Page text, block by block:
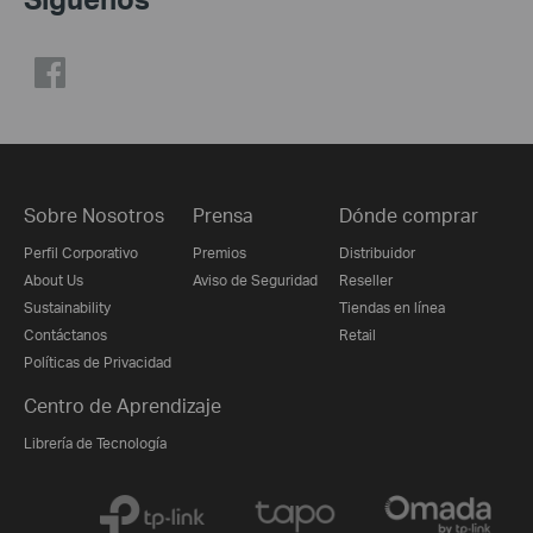
Sobre Nosotros
Perfil Corporativo
About Us
Sustainability
Contáctanos
Políticas de Privacidad
Prensa
Premios
Aviso de Seguridad
Dónde comprar
Distribuidor
Reseller
Tiendas en línea
Retail
Centro de Aprendizaje
Librería de Tecnología